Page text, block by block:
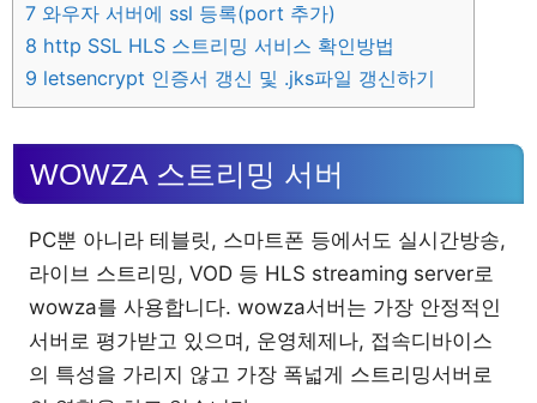
7 와우자 서버에 ssl 등록(port 추가)
8 http SSL HLS 스트리밍 서비스 확인방법
9 letsencrypt 인증서 갱신 및 .jks파일 갱신하기
WOWZA 스트리밍 서버
PC뿐 아니라 테블릿, 스마트폰 등에서도 실시간방송,
라이브 스트리밍, VOD 등 HLS streaming server로
wowza를 사용합니다. wowza서버는 가장 안정적인
서버로 평가받고 있으며, 운영체제나, 접속디바이스
의 특성을 가리지 않고 가장 폭넓게 스트리밍서버로